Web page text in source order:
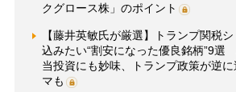
クグロース株」のポイント
【藤井英敏氏が厳選】トランプ関税
込みたい“割安になった優良銘柄”9
当投資にも妙味、トランプ政策が逆
マも